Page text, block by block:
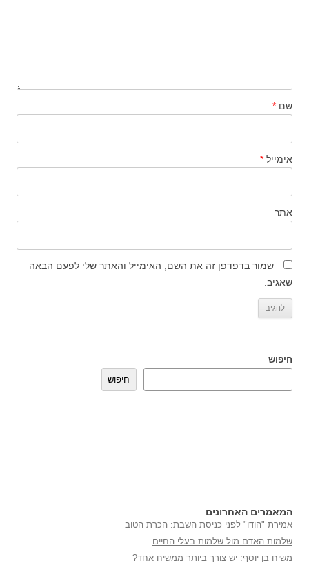
שם *
אימייל *
אתר
שמור בדפדפן זה את השם, האימייל והאתר שלי לפעם הבאה
שאגיב.
חיפוש
חיפוש
המאמרים האחרונים
אמירת "הודו" לפני כניסת השבת: הכרת הטוב
שלמות האדם מול שלמות בעלי החיים
משיח בן יוסף: יש צורך ביותר ממשיח אחד?